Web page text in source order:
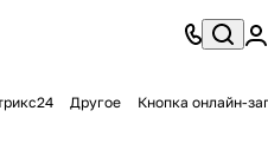
Другое Кнопка онлайн-